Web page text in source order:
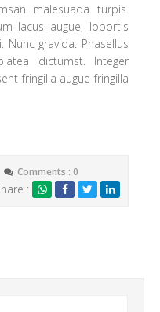
malesuada turpis.
lacus augue, lobortis
gravida. Phasellus
dictumst. Integer
fringilla augue fringilla
Comments : 0
: